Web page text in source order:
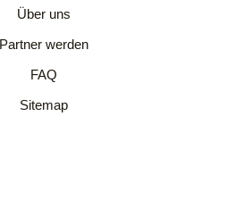
Über uns
Partner werden
FAQ
Sitemap